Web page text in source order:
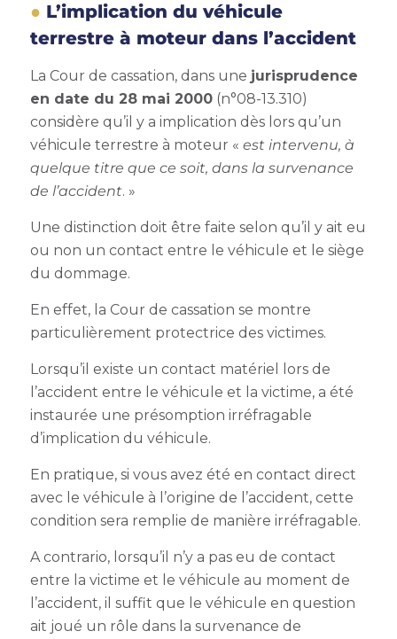
L’implication du véhicule
terrestre à moteur dans l’accident
La Cour de cassation, dans une jurisprudence
en date du 28 mai 2000(n°08-13.310)
considère qu’il y a implication dès lors qu’un
véhicule terrestre à moteur « est intervenu, à
quelque titre que ce soit, dans la survenance
de l’accident. »
Une distinction doit être faite selon qu’il y ait eu
ou non un contact entre le véhicule et le siège
du dommage.
En effet, la Cour de cassation se montre
particulièrement protectrice des victimes.
Lorsqu’il existe un contact matériel lors de
l’accident entre le véhicule et la victime, a été
instaurée une présomption irréfragable
d’implication du véhicule.
En pratique, si vous avez été en contact direct
avec le véhicule à l’origine de l’accident, cette
condition sera remplie de manière irréfragable.
A contrario, lorsqu’il n’y a pas eu de contact
entre la victime et le véhicule au moment de
l’accident, il suffit que le véhicule en question
ait joué un rôle dans la survenance de